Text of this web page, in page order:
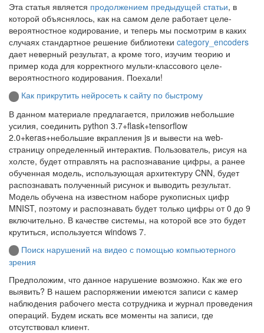
Эта статья является продолжением предыдущей статьи, в
которой объяснялось, как на самом деле работает целе-
вероятностное кодирование, и теперь мы посмотрим в каких
случаях стандартное решение библиотеки category_encoders
дает неверный результат, а кроме того, изучим теорию и
пример кода для корректного мульти-классового целе-
вероятностного кодирования. Поехали!
Как прикрутить нейросеть к сайту по быстрому
В данном материале предлагается, приложив небольшие
усилия, соединить python 3.7+flask+tensorflow
2.0+keras+небольшие вкрапления js и вывести на web-
страницу определенный интерактив. Пользователь, рисуя на
холсте, будет отправлять на распознавание цифры, а ранее
обученная модель, использующая архитектуру CNN, будет
распознавать полученный рисунок и выводить результат.
Модель обучена на известном наборе рукописных цифр
MNIST, поэтому и распознавать будет только цифры от 0 до 9
включительно. В качестве системы, на которой все это будет
крутиться, используется windows 7.
Поиск нарушений на видео с помощью компьютерного
зрения
Предположим, что данное нарушение возможно. Как же его
выявить? В нашем распоряжении имеются записи с камер
наблюдения рабочего места сотрудника и журнал проведения
операций. Будем искать все моменты на записи, где
отсутствовал клиент.